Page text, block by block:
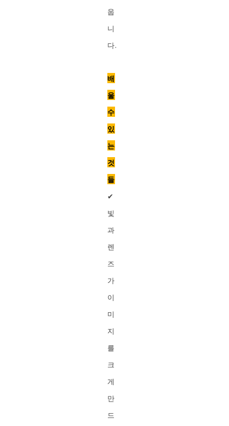
웁
니
다.
배
울
수
있
는
것
들
✔︎
빛
과
렌
즈
가
이
미
지
를
크
게
만
드